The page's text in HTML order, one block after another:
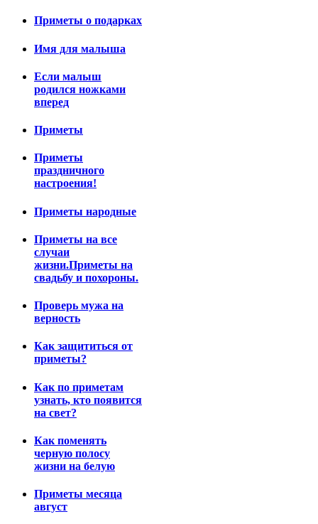
Приметы о подарках
Имя для малыша
Если малыш
родился ножками
вперед
Приметы
Приметы
праздничного
настроения!
Приметы народные
Приметы на все
случаи
жизни.Приметы на
свадьбу и похороны.
Проверь мужа на
верность
Как защититься от
приметы?
Как по приметам
узнать, кто появится
на свет?
Как поменять
черную полосу
жизни на белую
Приметы месяца
август